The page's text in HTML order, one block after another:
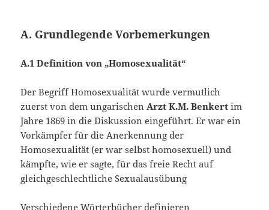
A. Grundlegende Vorbemerkungen
A.1 Definition von „Homosexualität“
Der Begriff Homosexualität wurde vermutlich
zuerst von dem ungarischenArzt K.M. Benkertim
Jahre 1869 in die Diskussion eingeführt. Er war ein
Vorkämpfer für die Anerkennung der
Homosexualität (er war selbst homosexuell) und
kämpfte, wie er sagte, für das freie Recht auf
gleichgeschlechtliche Sexualausübung
Verschiedene Wörterbücher definieren